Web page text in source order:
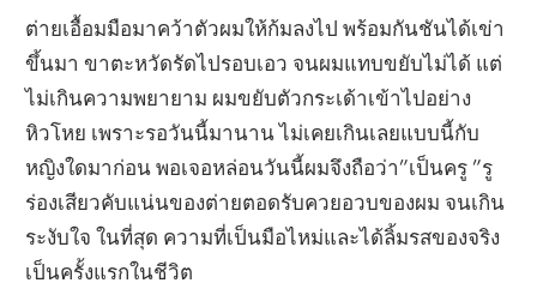
ต่ายเอื้อมมือมาคว้าตัวผมให้ก้มลงไป พร้อมกันชันได้เข่า
ขึ้นมา ขาตะหวัดรัดไปรอบเอว จนผมแทบขยับไม่ได้ แต่
ไม่เกินความพยายาม ผมขยับตัวกระเด้าเข้าไปอย่าง
หิวโหย เพราะรอวันนี้มานาน ไม่เคยเกินเลยแบบนี้กับ
หญิงใดมาก่อน พอเจอหล่อนวันนี้ผมจึงถือว่า”เป็นครู ”รู
ร่องเสียวคับแน่นของต่ายตอดรับควยอวบของผม จนเกิน
ระงับใจ ในที่สุด ความที่เป็นมือไหม่และได้ลิ้มรสของจริง
เป็นครั้งแรกในชีวิต